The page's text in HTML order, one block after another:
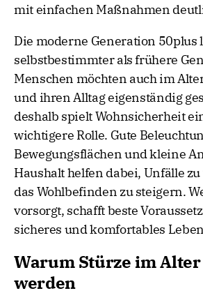
mit einfachen Maßnahmen
Die moderne Generation 50plus
selbstbestimmter als frühere
Menschen möchten auch im
und ihren Alltag eigenständig
deshalb spielt Wohnsicherheit
wichtigere Rolle. Gute
Bewegungsflächen und kleine
Haushalt helfen dabei, Unfälle
das Wohlbefinden zu steigern.
vorsorgt, schafft beste
sicheres und komfortables
Warum Stürze im
werden